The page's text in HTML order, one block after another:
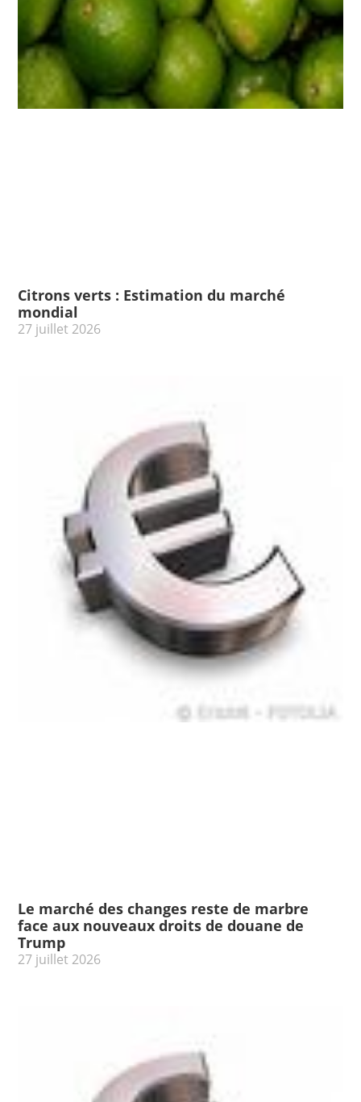
Citrons verts : Estimation du marché
mondial
27 juillet 2026
Le marché des changes reste de marbre
face aux nouveaux droits de douane de
Trump
27 juillet 2026